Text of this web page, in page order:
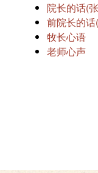
院长的话(
前院长的
牧长心语
老师心声